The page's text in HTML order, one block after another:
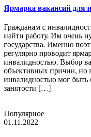
Ярмарка вакансий для
Гражданам с
найти работу. Им очень
государства. Именно
регулярно проводит
инвалидностью. Выбор
объективных причин, но
инвалидностью мог быть
занятости […]
Популярное
01.11.2022